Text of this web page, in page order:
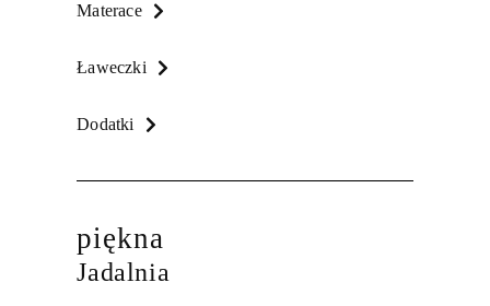
Materace
Ławeczki
Dodatki
piękna
Jadalnia